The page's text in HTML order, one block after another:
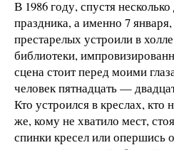
В 1986 году, спустя
праздника, а именно 7
престарелых устроили в
библиотеки,
сцена стоит перед моими
человек пятнадцать —
Кто устроился в креслах, кто
же, кому не хватило мест,
спинки кресел или опершись